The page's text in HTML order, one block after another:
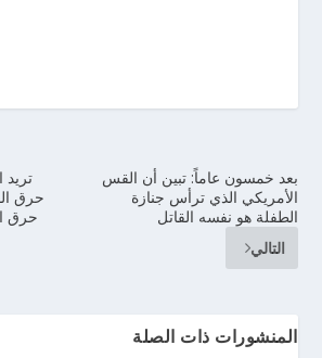
تريد
حرق
حرق
بعد خمسون عاماً: تبين أن القس
الأمريكي الذي ترأس جنازة
الطفلة هو نفسه القاتل
التالي
المنشورات ذات الصلة